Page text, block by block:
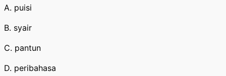
A. puisi
B. syair
C. pantun
D. peribahasa